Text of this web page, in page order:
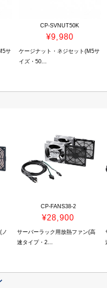
サ
CP-SVNUT50K
¥9,980
ケージナット・ネジセット(M5サ
イズ・50...
CP-FANS38-2
¥28,900
サーバーラック用放熱ファン(高
速タイプ・2...